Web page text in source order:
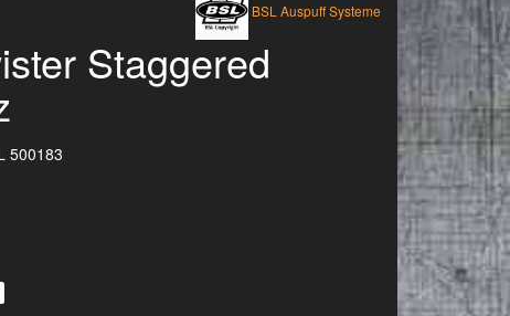
BSL Auspuff Systeme
Staggered
500183